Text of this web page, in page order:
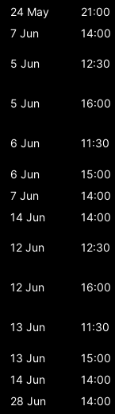
24 May
21:00
7 Jun
14:00
5 Jun 12:30
5 Jun 16:00
6 Jun 11:30
6 Jun
15:00
7 Jun
14:00
14 Jun
14:00
12 Jun 12:30
12 Jun 16:00
13 Jun 11:30
13 Jun
15:00
14 Jun
14:00
28 Jun
14:00